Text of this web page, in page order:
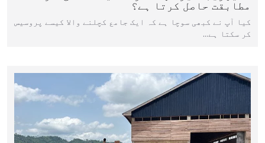
مطابقت حاصل کرتا ہے؟
کیا آپ نے کبھی سوچا ہے کہ ایک جامع کچلنے والا کیسے پروسیس
کر سکتا ہے…